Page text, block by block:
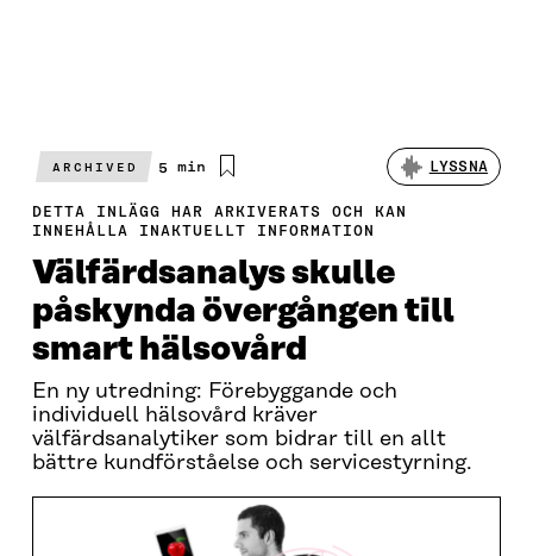
ARCHIVED
Beräknad
5 min LYSSNA
DETTA INLÄGG HAR ARKIVERATS OCH KAN
INNEHÅLLA INAKTUELLT INFORMATION
Välfärdsanalys skulle
påskynda övergången till
smart hälsovård
En ny utredning: Förebyggande och
individuell hälsovård kräver
välfärdsanalytiker som bidrar till en allt
bättre kundförståelse och servicestyrning.